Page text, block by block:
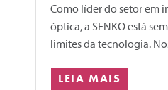
Como líder do setor em
óptica, a SENKO está
limites da tecnologia.
LEIA MAIS